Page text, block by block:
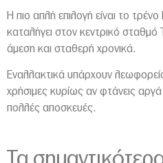
Η πιο απλή επιλογή είναι το
καταλήγει στον κεντρικό σταθμό
άμεση και σταθερή χρονικά.
Εναλλακτικά υπάρχουν
χρήσιμες κυρίως αν φτάνεις
πολλές αποσκευές.